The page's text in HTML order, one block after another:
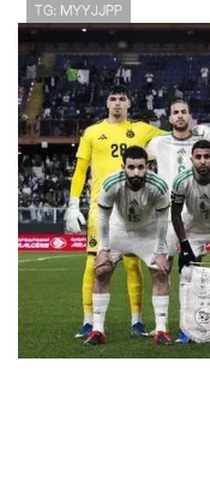
世界杯J组
净胜球压